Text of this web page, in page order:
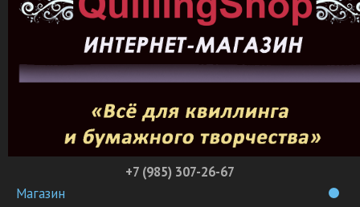
+7 (985) 307-26-67
Магазин